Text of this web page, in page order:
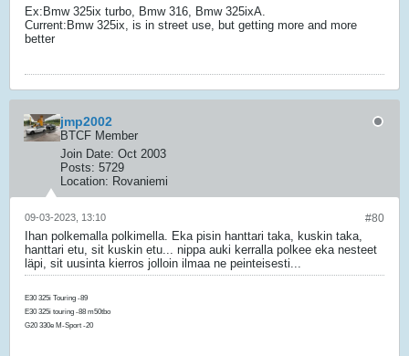
Ex:Bmw 325ix turbo, Bmw 316, Bmw 325ixA.
Current:Bmw 325ix, is in street use, but getting more and more
better
jmp2002
BTCF Member
Join Date: Oct 2003
Posts: 5729
Location: Rovaniemi
#80
09-03-2023, 13:10
Ihan polkemalla polkimella. Eka pisin hanttari taka, kuskin taka,
hanttari etu, sit kuskin etu... nippa auki kerralla polkee eka nesteet
läpi, sit uusinta kierros jolloin ilmaa ne peinteisesti...
E30 325i Touring -89
E30 325i touring -88 m50tbo
G20 330e M-Sport -20